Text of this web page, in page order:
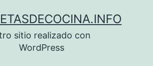
sitio realizado con
WordPress